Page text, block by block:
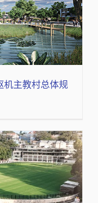
机主教村总体规